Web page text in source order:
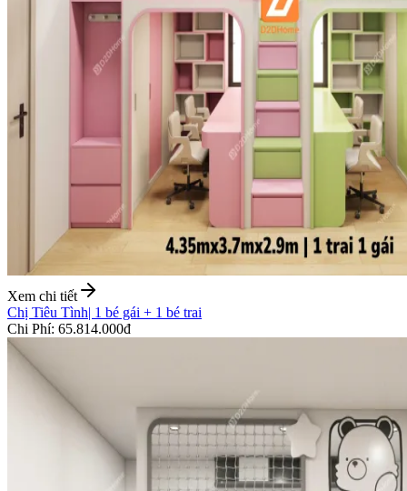
Xem chi tiết
Chị Tiêu Tình| 1 bé gái + 1 bé trai
Chi Phí: 65.814.000đ